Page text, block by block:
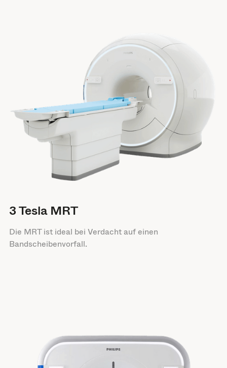
3 Tesla MRT
Die MRT ist ideal bei Verdacht auf einen
Bandscheibenvorfall.